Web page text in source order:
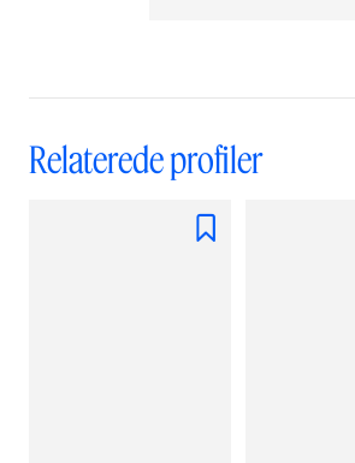
Relaterede profiler
